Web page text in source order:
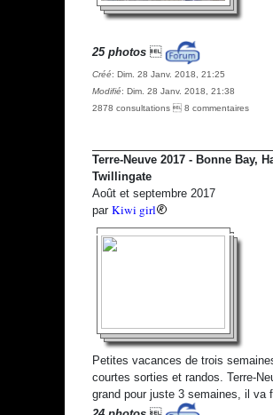
25 photos
Créé: Dim. 28 Janv. 2018, 21:25
Modifié: Dim. 28 Janv. 2018, 21:38
2878 consultations  8 commentaires
Terre-Neuve 2017 - Bonne Bay,
Twillingate
Août et septembre 2017
par Kiwi girl
Petites vacances de trois
courtes sorties et randos. Terre-
grand pour juste 3 semaines, il va